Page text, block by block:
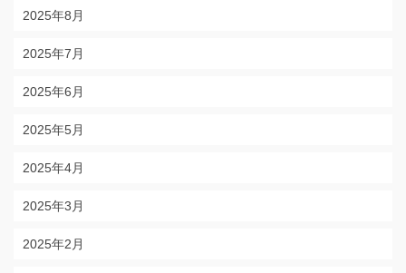
2025年8月
2025年7月
2025年6月
2025年5月
2025年4月
2025年3月
2025年2月